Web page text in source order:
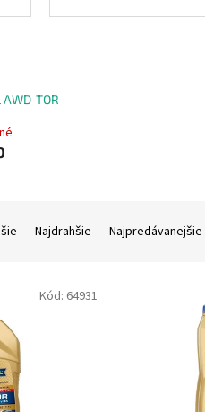
TOR
Najdrahšie Najpredávanejšie
Kód: 64931